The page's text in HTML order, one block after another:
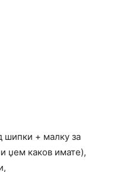
+ малку за
џем каков имате),